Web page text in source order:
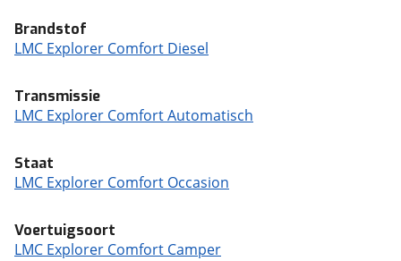
Brandstof
LMC Explorer Comfort Diesel
Transmissie
LMC Explorer Comfort Automatisch
Staat
LMC Explorer Comfort Occasion
Voertuigsoort
LMC Explorer Comfort Camper